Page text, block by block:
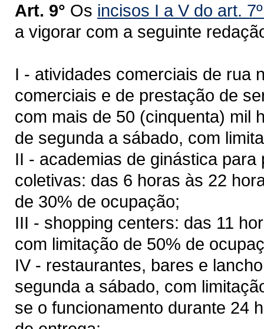
Art. 9° Os incisos I a V do art.
a vigorar com a seguinte
I - atividades comerciais de rua
comerciais e de prestação de
com mais de 50 (cinquenta) mil
de segunda a sábado, com
II - academias de ginástica
coletivas: das 6 horas às 22
de 30% de ocupação;
III - shopping centers: das 11
com limitação de 50% de
IV - restaurantes, bares e
segunda a sábado, com
se o funcionamento durante 24